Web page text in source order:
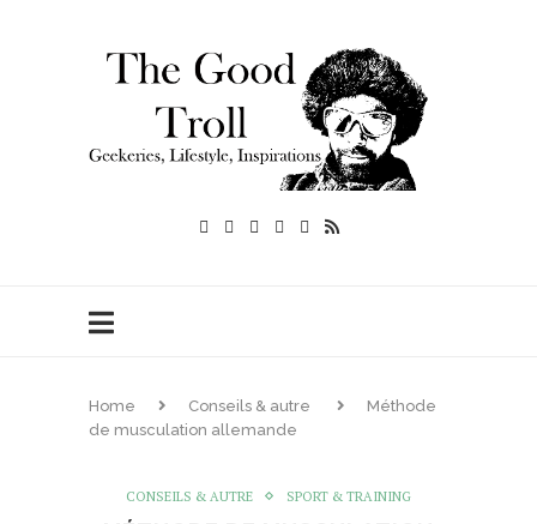
Home Conseils & autre
Méthode
de musculation allemande
CONSEILS & AUTRE SPORT & TRAINING